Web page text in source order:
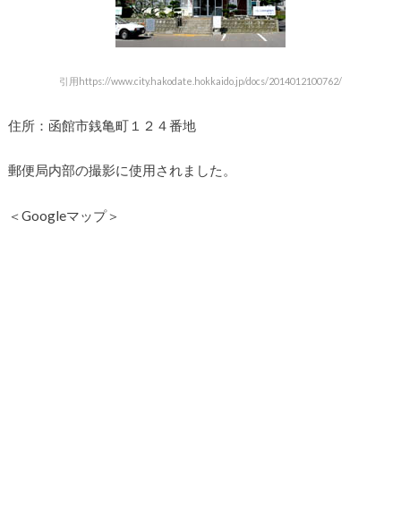
引用https://www.city.hakodate.hokkaido.jp/docs/2014012100762/
住所：函館市銭亀町１２４番地
郵便局内部の撮影に使用されました。
＜Googleマップ＞